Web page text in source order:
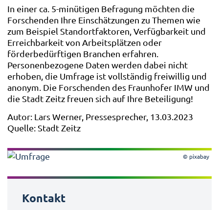
In einer ca. 5-minütigen Befragung möchten die
Forschenden Ihre Einschätzungen zu Themen wie
zum Beispiel Standortfaktoren, Verfügbarkeit und
Erreichbarkeit von Arbeitsplätzen oder
förderbedürftigen Branchen erfahren.
Personenbezogene Daten werden dabei nicht
erhoben, die Umfrage ist vollständig freiwillig und
anonym. Die Forschenden des Fraunhofer IMW und
die Stadt Zeitz freuen sich auf Ihre Beteiligung!
Autor: Lars Werner, Pressesprecher, 13.03.2023
Quelle: Stadt Zeitz
© pixabay
Kontakt